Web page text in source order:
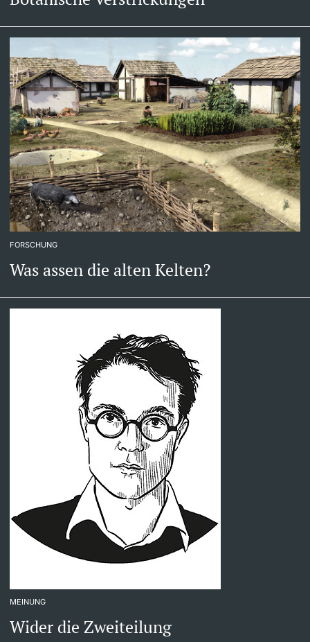
FORSCHUNG
Was assen die alten Kelten?
MEINUNG
Wider die Zweiteilung